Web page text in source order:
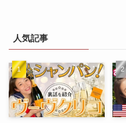
人気記事